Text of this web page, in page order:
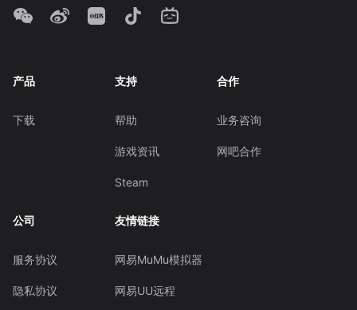
产品
下载
支持
帮助
游戏资讯
Steam
合作
业务咨询
网吧合作
公司
服务协议
隐私协议
友情链接
网易MuMu模拟器
网易UU远程